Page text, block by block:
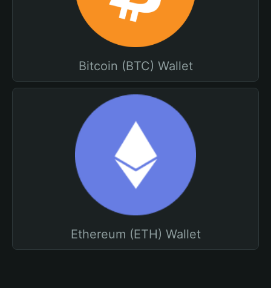
Bitcoin (BTC) Wallet
Ethereum (ETH) Wallet